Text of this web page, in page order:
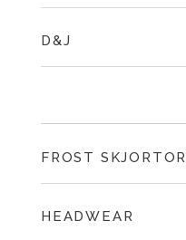
D&J
FROST SKJORTOR
HEADWEAR